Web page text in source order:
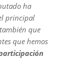
ha
principal
que
que hemos